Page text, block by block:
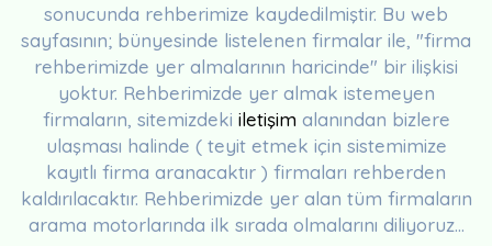
sonucunda rehberimize kaydedilmiştir. Bu web
sayfasının; bünyesinde listelenen firmalar ile, "firma
rehberimizde yer almalarının haricinde" bir ilişkisi
yoktur. Rehberimizde yer almak istemeyen
firmaların, sitemizdeki iletişim alanından bizlere
ulaşması halinde ( teyit etmek için sistemimize
kayıtlı firma aranacaktır ) firmaları rehberden
kaldırılacaktır. Rehberimizde yer alan tüm firmaların
arama motorlarında ilk sırada olmalarını diliyoruz...